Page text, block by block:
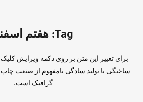
Tag: هفتم اسفند
برای تغییر این متن بر روی دکمه ویرایش کلیک
ساختگی با تولید سادگی نامفهوم از صنعت چاپ
گرافیک است.